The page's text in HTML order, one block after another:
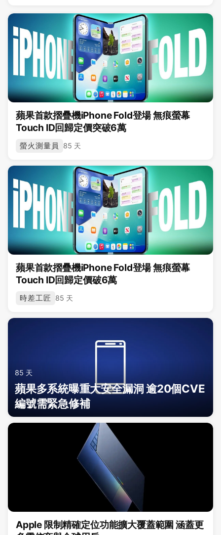
蘋果首款摺疊機iPhone Fold登場 無痕螢幕
Touch ID回歸定價突破6萬
螢火測量員 85 天
蘋果首款摺疊機iPhone Fold登場 無痕螢幕
Touch ID回歸定價破6萬
時差工匠 85 天
85 天
蘋果多系統曝重大安全漏洞 逾20個CVE
編號需緊急修補
Apple 限制精確定位功能擴大覆蓋範圍 涵蓋更